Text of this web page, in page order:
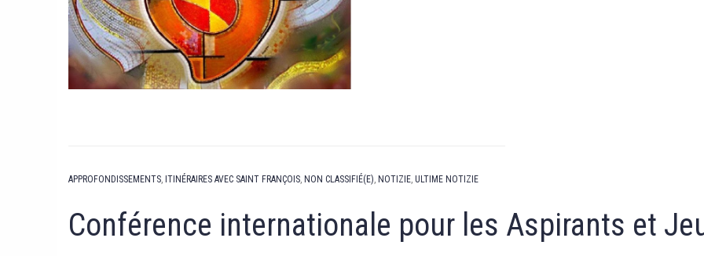
APPROFONDISSEMENTS, ITINÉRAIRES AVEC SAINT FRANÇOIS, NON CLASSIFIÉ(E), NOTIZIE, ULTIME NOTIZIE
Conférence internationale pour les Aspirants et